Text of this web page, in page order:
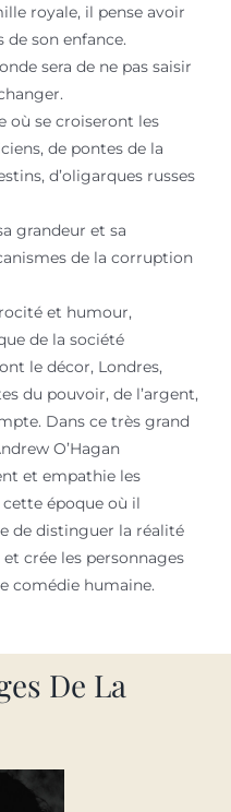
royale, il pense avoir
de son enfance.
sera de ne pas saisir
où se croiseront les
de pontes de la
d’oligarques russes
grandeur et sa
de la corruption
et humour,
de la société
le décor, Londres,
du pouvoir, de l’argent,
Dans ce très grand
O’Hagan
et empathie les
époque où il
de distinguer la réalité
crée les personnages
comédie humaine.
De La